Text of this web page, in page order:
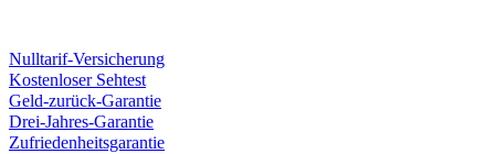
Nulltarif-Versicherung
Kostenloser Sehtest
Geld-zurück-Garantie
Drei-Jahres-Garantie
Zufriedenheitsgarantie